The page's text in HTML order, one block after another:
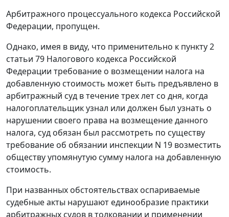
Арбитражного процессуального кодекса Российской
Федерации, пропущен.
Однако, имея в виду, что применительно к пункту 2
статьи 79 Налогового кодекса Российской
Федерации требование о возмещении налога на
добавленную стоимость может быть предъявлено в
арбитражный суд в течение трех лет со дня, когда
налогоплательщик узнал или должен был узнать о
нарушении своего права на возмещение данного
налога, суд обязан был рассмотреть по существу
требование об обязании инспекции N 19 возместить
обществу упомянутую сумму налога на добавленную
стоимость.
При названных обстоятельствах оспариваемые
судебные акты нарушают единообразие практики
арбитражных судов в толковании и применении